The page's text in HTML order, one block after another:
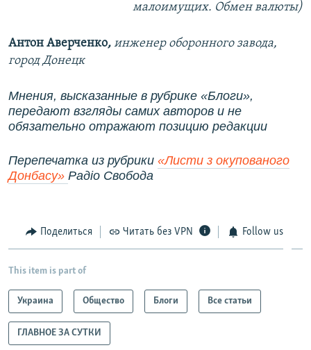
малоимущих. Обмен валюты)
Антон Аверченко, инженер оборонного завода,
город Донецк
Мнения, высказанные в рубрике «Блоги»,
передают взгляды самих авторов и не
обязательно отражают позицию редакции
Перепечатка из рубрики «Листи з окупованого
Донбасу» Радіо Свобода
Поделиться Читать без VPN Follow us
This item is part of
Украина Общество Блоги Все статьи
ГЛАВНОЕ ЗА СУТКИ